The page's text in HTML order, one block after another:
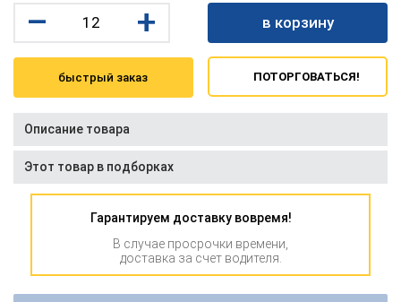
– + в корзину
быстрый заказ ПОТОРГОВАТЬСЯ!
Описание товара
Этот товар в подборках
Гарантируем доставку вовремя!
В случае просрочки времени,
доставка за счет водителя.